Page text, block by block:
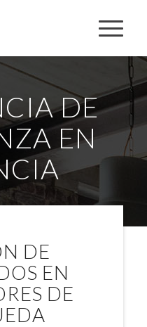
DE
EN
DE
EN
DE